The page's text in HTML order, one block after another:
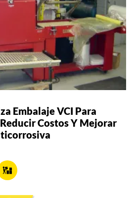
Embalaje VCI Para
Costos Y Mejorar